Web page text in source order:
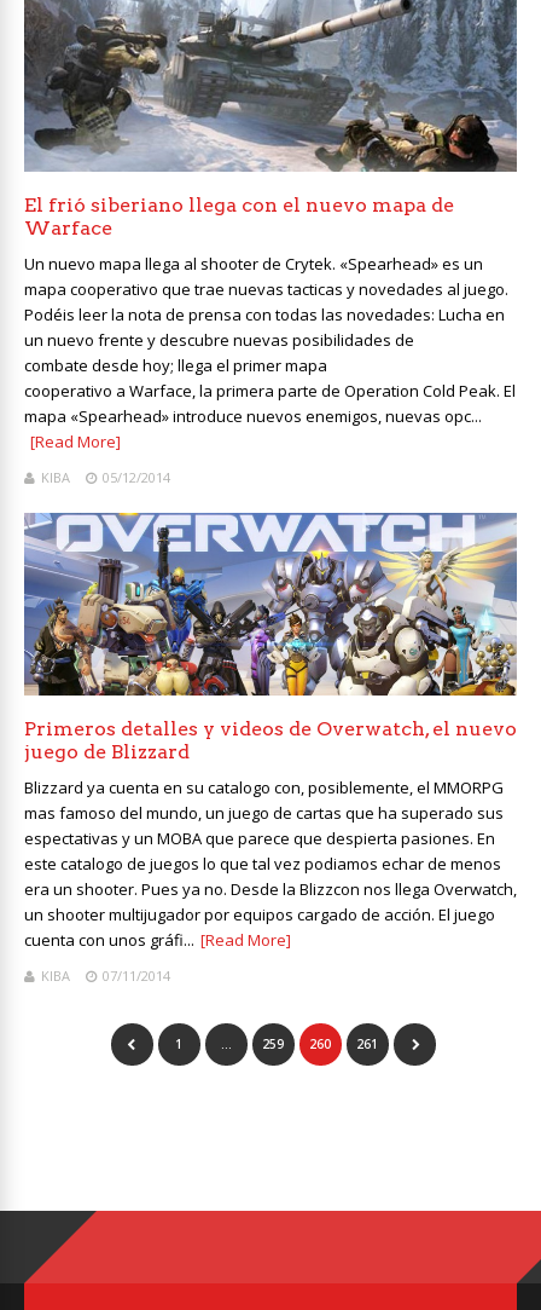
El frió siberiano llega con el nuevo mapa de
Warface
Un nuevo mapa llega al shooter de Crytek. «Spearhead» es un
mapa cooperativo que trae nuevas tacticas y novedades al juego.
Podéis leer la nota de prensa con todas las novedades: Lucha en
un nuevo frente y descubre nuevas posibilidades de
combate desde hoy; llega el primer mapa
cooperativo a Warface, la primera parte de Operation Cold Peak. El
mapa «Spearhead» introduce nuevos enemigos, nuevas opc...
[Read More]
KIBA 05/12/2014
Primeros detalles y videos de Overwatch, el nuevo
juego de Blizzard
Blizzard ya cuenta en su catalogo con, posiblemente, el MMORPG
mas famoso del mundo, un juego de cartas que ha superado sus
espectativas y un MOBA que parece que despierta pasiones. En
este catalogo de juegos lo que tal vez podiamos echar de menos
era un shooter. Pues ya no. Desde la Blizzcon nos llega Overwatch,
un shooter multijugador por equipos cargado de acción. El juego
cuenta con unos gráfi... [Read More]
KIBA 07/11/2014
1 … 259 260 261